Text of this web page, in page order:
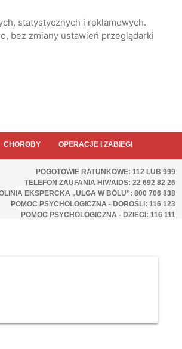
statystycznych i reklamowych.
bez zmiany ustawień przeglądarki
CHOROBY OPERACJE I ZABIEGI
POGOTOWIE RATUNKOWE: 112 LUB 999
TELEFON ZAUFANIA HIV/AIDS: 22 692 82 26
EKSPERCKA „ULGA W BÓLU”: 800 706 838
POMOC PSYCHOLOGICZNA - DOROŚLI: 116 123
POMOC PSYCHOLOGICZNA - DZIECI: 116 111